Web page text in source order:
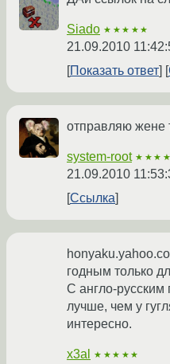
Siado ★★★★★
21.09.2010
Показать ответ
отправляю жене
system-root
21.09.2010
Ссылка
годным только
С англо-русским
лучше, чем у
интересно.
x3al ★★★★★